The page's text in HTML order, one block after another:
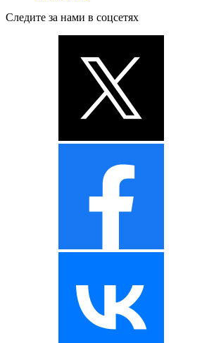
Следите за нами в соцсетях